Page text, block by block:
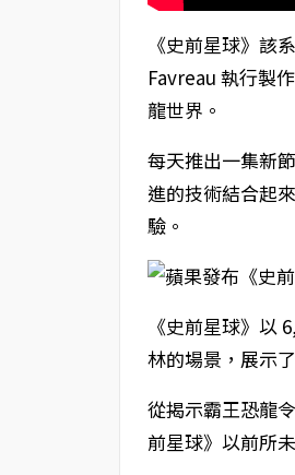
《史前星球》該
Favreau 執行製
龍世界。
每天推出一集新
進的技術結合起
驗。
《史前星球》以
林的場景，展示
從揭示霸王恐龍
前星球》以前所